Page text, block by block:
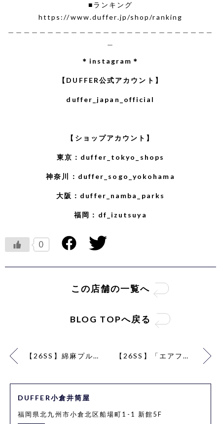
■ランキング
https://www.duffer.jp/shop/ranking
＊instagram＊
【DUFFER公式アカウント】
duffer_japan_official
【ショップアカウント】
東京： duffer_tokyo_shops
神奈川： duffer_sogo_yokohama
大阪： duffer_namba_parks
福岡： df_izutsuya
0
この店舗の一覧へ
BLOG TOPへ戻る
【26SS】綿麻プルオーバー ボタンダウンシャツコーデ【BLUE】 【26SS】「エアフレックス」鹿の子T×麻混パンツコーデ【WHITE】
DUFFER小倉井筒屋
福岡県北九州市小倉北区船場町1-1 新館5F